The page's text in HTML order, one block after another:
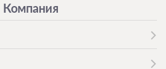
Компания